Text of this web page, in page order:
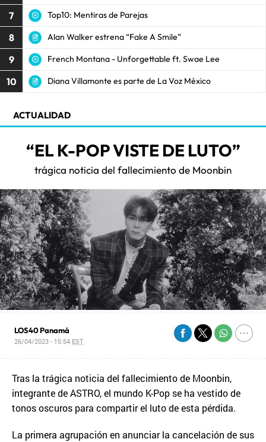
7 Top10: Mentiras de Parejas
8 Alan Walker estrena “Fake A Smile”
9 French Montana - Unforgettable ft. Swae Lee
10 Diana Villamonte es parte de La Voz México
ACTUALIDAD
“EL K-POP VISTE DE LUTO”
trágica noticia del fallecimiento de Moonbin
LOS40 Panamá
26/04/2023 - 15:54 EST
Tras la trágica noticia del fallecimiento de Moonbin,
integrante de ASTRO, el mundo K-Pop se ha vestido de
tonos oscuros para compartir el luto de esta pérdida.
La primera agrupación en anunciar la cancelación de sus